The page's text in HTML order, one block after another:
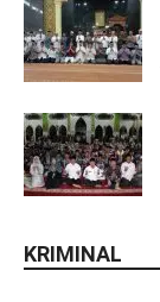
KRIMINAL